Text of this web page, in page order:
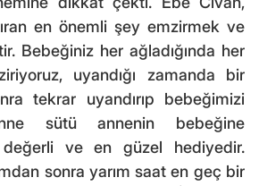
en önemli şey emzirmek ve
Bebeğiniz her ağladığında her
uyandığı zamanda bir
tekrar uyandırıp bebeğimizi
sütü annenin bebeğine
ve en güzel hediyedir.
sonra yarım saat en geç bir